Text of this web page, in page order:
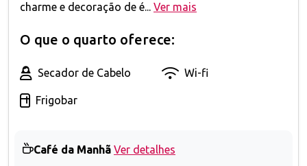
charme e decoração de é... Ver mais
O que o quarto oferece:
Secador de Cabelo Wi-fi
Frigobar
Café da Manhã Ver detalhes